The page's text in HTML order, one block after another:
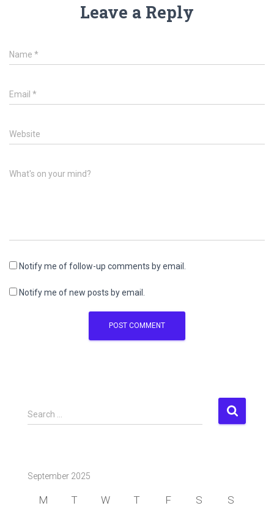
Leave a Reply
Name *
Email *
Website
What's on your mind?
Notify me of follow-up comments by email.
Notify me of new posts by email.
S
e
h
Search …
September 2025
M T W T F S S